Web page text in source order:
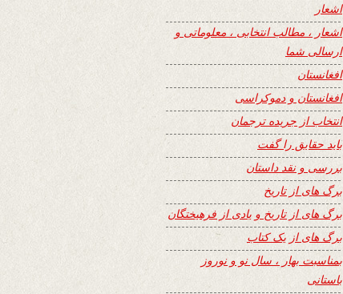
اشعار
اشعار ، مطالب انتخابی ، معلوماتی و
ارسالی شما
افغانستان
افغانستان و دموکراسی
انتخاب از جریده ترجمان
باید حقایق را گفت
بررسی و نقد داستان
برگ های از تاریخ
برگ های از تاریخ و یادی از فرهیختگان
برگ های از یک کتاب
بمناسبت بهار ، سال نو و نوروز
باستانی